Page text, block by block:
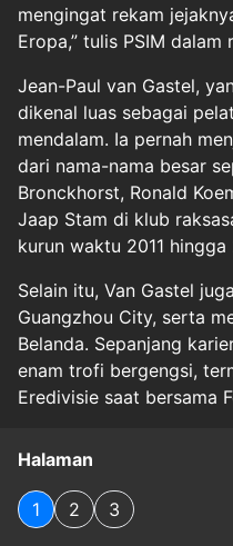
mengingat rekam
Eropa,” tulis PSIM dalam
Jean-Paul van Gastel,
dikenal luas sebagai
mendalam. Ia pernah
dari nama-nama besar
Bronckhorst, Ronald
Jaap Stam di klub
kurun waktu 2011 hingga
Selain itu, Van Gastel
Guangzhou City, serta
Belanda. Sepanjang
enam trofi bergengsi,
Eredivisie saat bersama
Halaman
1 2 3